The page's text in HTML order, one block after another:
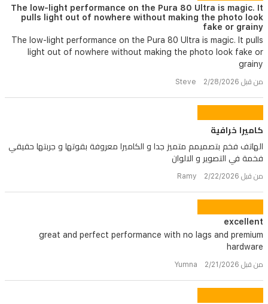
The low-light performance on the Pura 80 Ultra is magic. It
pulls light out of nowhere without making the photo look
fake or grainy
The low-light performance on the Pura 80 Ultra is magic. It pulls
light out of nowhere without making the photo look fake or
grainy
من قبل Steve 2/28/2026
كاميرا خرافية
الهاتف فخم بتصميمم متميز جدا و الكاميرا معروفة بقوتها و جربتها حقيقي
فخمة في التصوير و الالوان
من قبل Ramy 2/22/2026
excellent
great and perfect performance with no lags and premium
hardware
من قبل Yumna 2/21/2026